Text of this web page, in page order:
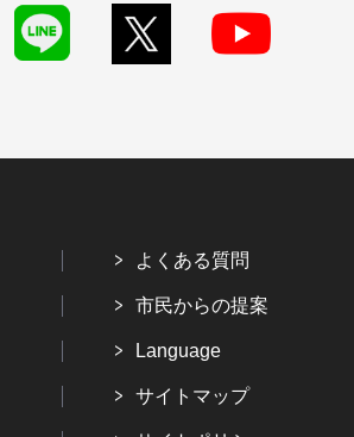
よくある質問
市民からの提案
Language
サイトマップ